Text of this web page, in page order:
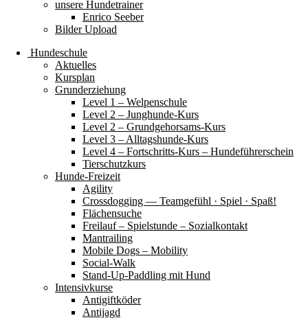
unsere Hundetrainer
Enrico Seeber
Bilder Upload
Hundeschule
Aktuelles
Kursplan
Grunderziehung
Level 1 – Welpenschule
Level 2 – Junghunde-Kurs
Level 2 – Grundgehorsams-Kurs
Level 3 – Alltagshunde-Kurs
Level 4 – Fortschritts-Kurs – Hundeführerschein
Tierschutzkurs
Hunde-Freizeit
Agility
Crossdogging — Teamgefühl · Spiel · Spaß!
Flächensuche
Freilauf – Spielstunde – Sozialkontakt
Mantrailing
Mobile Dogs – Mobility
Social-Walk
Stand-Up-Paddling mit Hund
Intensivkurse
Antigiftköder
Antijagd